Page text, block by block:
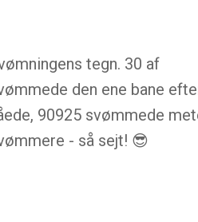
tegn. 30 af
den ene bane
90925 svømmede
- så sejt! 😎